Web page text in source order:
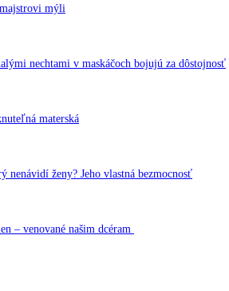
mýli
nechtami v maskáčoch bojujú za dôstojnosť
materská
nenávidí ženy? Jeho vlastná bezmocnosť
– venované našim dcéram